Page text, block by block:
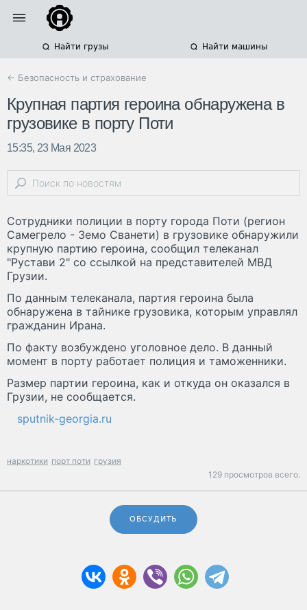
Найти грузы Найти машины
← Безопасность и страхование
Крупная партия героина обнаружена в
грузовике в порту Поти
15:35, 23 Мая 2023
Сотрудники полиции в порту города Поти (регион
Самегрело - Земо Сванети) в грузовике обнаружили
крупную партию героина, сообщил телеканал
"Рустави 2" со ссылкой на представителей МВД
Грузии.
По данным телеканала, партия героина была
обнаружена в тайнике грузовика, которым управлял
гражданин Ирана.
По факту возбуждено уголовное дело. В данный
момент в порту работает полиция и таможенники.
Размер партии героина, как и откуда он оказался в
Грузии, не сообщается.
sputnik-georgia.ru
наркотики порт поти грузия
129 просмотров всего.
ОБСУДИТЬ